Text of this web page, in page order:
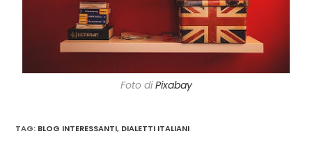
Foto diPixabay
TAG: BLOG INTERESSANTI, DIALETTI ITALIANI